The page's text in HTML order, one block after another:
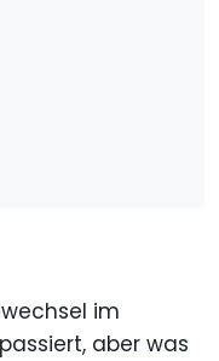
im
aber was